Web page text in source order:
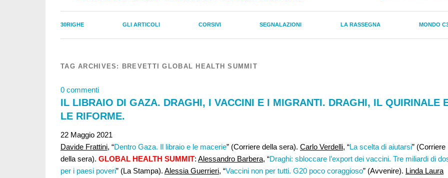
30RIGHE GLI ARTICOLI CORSIVI SEGNALAZIONI LA RASSEGNA MONDO
TAG ARCHIVES: BREVETTI GLOBAL HEALTH SUMMIT
0 commenti
IL LIBRAIO DI GAZA. DRAGHI, I VACCINI E I MIGRANTI. DRAGHI, IL QUIRINALE
LE RIFORME.
22 Maggio 2021
Davide Frattini, “Dentro Gaza. Il libraio e le macerie” (Corriere della sera). Carlo Verdelli, “La scelta di aiutarsi” (Corriere
della sera). GLOBAL HEALTH SUMMIT: Alessandro Barbera, “Draghi: sbloccare l’export dei vaccini. Tre miliardi di
per i paesi poveri” (La Stampa). Alessia Guerrieri, “Vaccini non per tutti. G20 poco coraggioso” (Avvenire). Linda Laura